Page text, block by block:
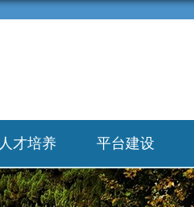
人才培养 平台建设